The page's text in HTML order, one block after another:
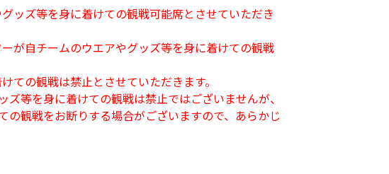
ッズ等を身に着けての観戦可能席とさせていただき
が自チームのウエアやグッズ等を身に着けての観戦
ての観戦は禁止とさせていただきます。
等を身に着けての観戦は禁止ではございませんが、
観戦をお断りする場合がございますので、あらかじ